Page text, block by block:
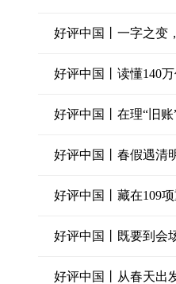
好评中国丨一字之变
好评中国丨读懂140
好评中国丨在理“旧账
好评中国丨春假遇清
好评中国丨藏在109
好评中国丨既要到会
好评中国丨从春天出